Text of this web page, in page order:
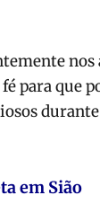
nos
para que
em Sião